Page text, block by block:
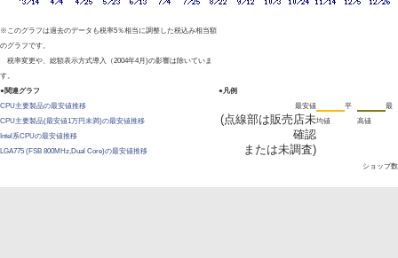
※このグラフは過去のデータも税率5％相当に調整した税込み相当額
のグラフです。
税率変更や、総額表示方式導入（2004年4月)の影響は除いていま
す。
●関連グラフ
CPU主要製品の最安値推移
CPU主要製品(最安値1万円未満)の最安値推移
Intel系CPUの最安値推移
LGA775 (FSB 800MHz,Dual Core)の最安値推移
●凡例
最安値
(点線部は販売店未
確認
または未調査)
平
均値
最
高値
ショップ数